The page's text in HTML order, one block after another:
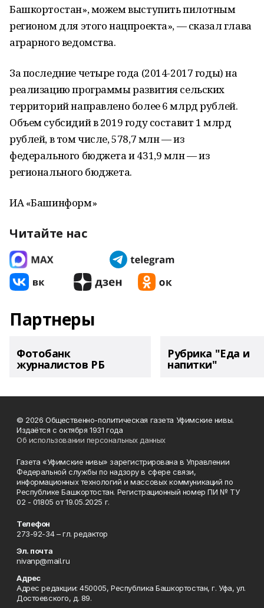
Башкортостан», можем выступить пилотным
регионом для этого нацпроекта», — сказал глава
аграрного ведомства.
За последние четыре года (2014-2017 годы) на
реализацию программы развития сельских
территорий направлено более 6 млрд рублей.
Объем субсидий в 2019 году составит 1 млрд
рублей, в том числе, 578,7 млн — из
федерального бюджета и 431,9 млн — из
регионального бюджета.
ИА «Башинформ»
Читайте нас
Партнеры
Фотобанк
журналистов РБ
Рубрика "Еда и
напитки"
© 2026 Общественно-политическая газета Уфимские нивы.
Издаётся с октября 1931 года
Об использовании персональных данных
Газета «Уфимские нивы» зарегистрирована в Управлении
Федеральной службы по надзору в сфере связи,
информационных технологий и массовых коммуникаций по
Республике Башкортостан. Регистрационный номер ПИ № ТУ
02 - 01805 от 19.05.2025 г.
Телефон
273-92-34 – гл. редактор
Эл. почта
nivanp@mail.ru
Адрес
Адрес редакции: 450005, Республика Башкортостан, г. Уфа, ул.
Достоевского, д. 89.